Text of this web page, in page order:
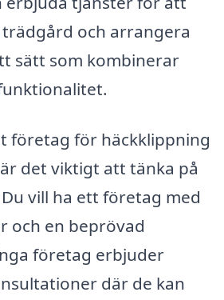
och arrangera
sätt som kombinerar
företag för häckklippning
det viktigt att tänka på
vill ha ett företag med
och en beprövad
företag erbjuder
där de kan